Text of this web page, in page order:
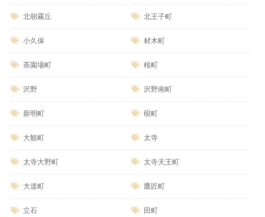
北朝霧丘 北王子町
小久保 材木町
茶園場町 桜町
沢野 沢野南町
新明町 硯町
大観町 太寺
太寺大野町 太寺天王町
大道町 鷹匠町
立石 田町